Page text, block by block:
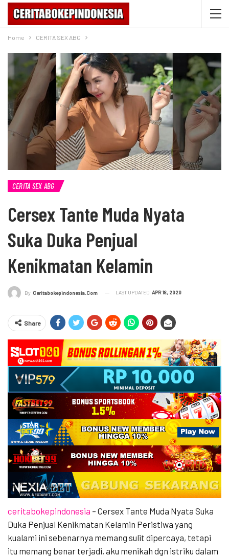
Home CERITA SEX ABG
CERITA SEX ABG
Cersex Tante Muda Nyata
Suka Duka Penjual
Kenikmatan Kelamin
By Ceritabokepindonesia.com LAST UPDATED APR 18, 2020
Share
ceritabokepindonesia – Cersex Tante Muda Nyata Suka
Duka Penjual Kenikmatan Kelamin Peristiwa yang
kualami ini sebenarnya memang sulit dipercaya, tetapi
itu memang benar terjadi, aku menikah dgn istriku dalam